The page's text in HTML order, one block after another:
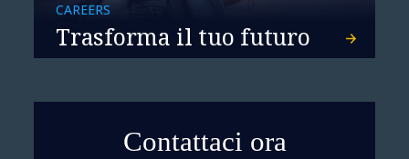
CAREERS
Trasforma il tuo futuro
Contattaci ora